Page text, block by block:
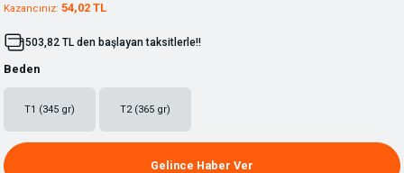
Kazancınız: 54,02 TL
503,82 TL den başlayan taksitlerle!!
Beden
T1 (345 gr) T2 (365 gr)
Gelince Haber Ver